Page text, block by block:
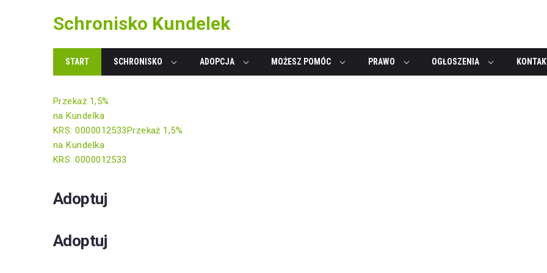
Schronisko Kundelek
START SCHRONISKO ADOPCJA MOŻESZ POMÓC PRAWO OGŁOSZENIA
Przekaż 1,5%
na Kundelka
KRS: 0000012533Przekaż 1,5%
na Kundelka
KRS: 0000012533
Adoptuj
Adoptuj